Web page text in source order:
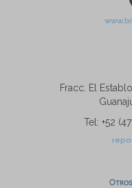
Fracc. El
Tel: +52